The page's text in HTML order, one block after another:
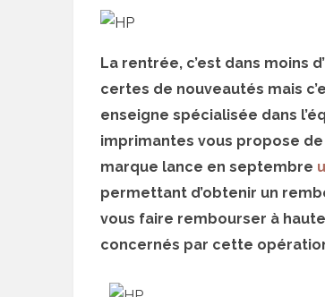
La rentrée, c’est dans moins
certes de nouveautés mais
enseigne spécialisée dans
imprimantes vous propose
marque lance en septembre
permettant d’obtenir un
vous faire rembourser à
concernés par cette